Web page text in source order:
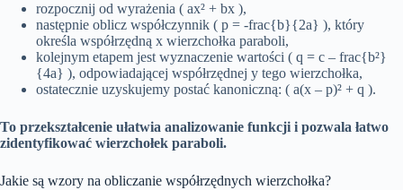
rozpocznij od wyrażenia ( ax² + bx ),
następnie oblicz współczynnik ( p = -frac{b}{2a} ), który
określa współrzędną x wierzchołka paraboli,
kolejnym etapem jest wyznaczenie wartości ( q = c – frac{b²}
{4a} ), odpowiadającej współrzędnej y tego wierzchołka,
ostatecznie uzyskujemy postać kanoniczną: ( a(x – p)² + q ).
To przekształcenie ułatwia analizowanie funkcji i pozwala łatwo
zidentyfikować wierzchołek paraboli.
Jakie są wzory na obliczanie współrzędnych wierzchołka?